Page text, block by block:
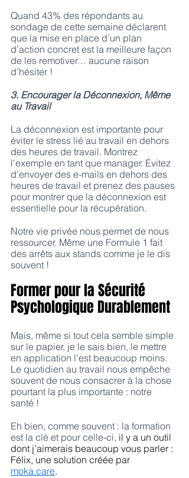
Quand 43% des répondants au
sondage de cette semaine déclarent
que la mise en place d’un plan
d’action concret est la meilleure façon
de les remotiver… aucune raison
d’hésiter !
3. Encourager la Déconnexion, Même
au Travail
La déconnexion est importante pour
éviter le stress lié au travail en dehors
des heures de travail. Montrez
l'exemple en tant que manager. Évitez
d'envoyer des e-mails en dehors des
heures de travail et prenez des pauses
pour montrer que la déconnexion est
essentielle pour la récupération.
Notre vie privée nous permet de nous
ressourcer. Même une Formule 1 fait
des arrêts aux stands comme je le dis
souvent !
Former pour la Sécurité
Psychologique Durablement
Mais, même si tout cela semble simple
sur le papier, je le sais bien, le mettre
en application l’est beaucoup moins.
Le quotidien au travail nous empêche
souvent de nous consacrer à la chose
pourtant la plus importante : notre
santé !
Eh bien, comme souvent : la formation
est la clé et pour celle-ci, il y a un outil
dont j’aimerais beaucoup vous parler :
Félix, une solution créée par
moka.care.